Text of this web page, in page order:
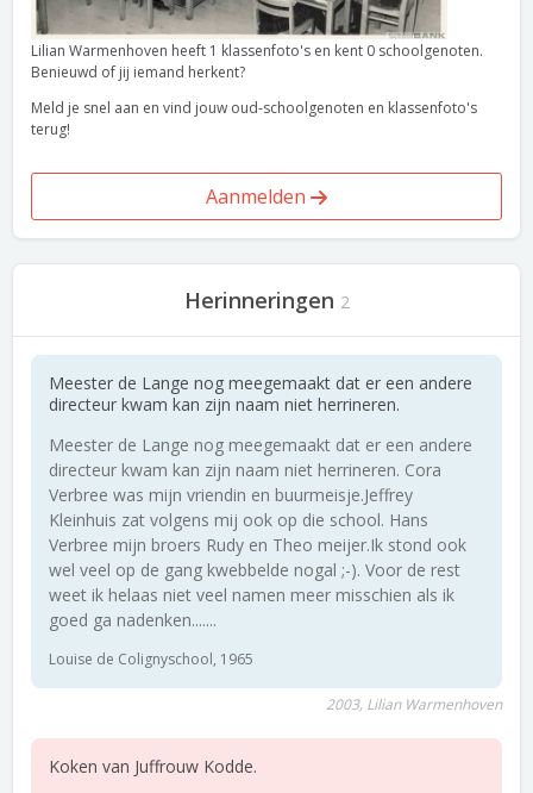
Lilian Warmenhoven heeft 1 klassenfoto's en kent 0 schoolgenoten.
Benieuwd of jij iemand herkent?
Meld je snel aan en vind jouw oud-schoolgenoten en klassenfoto's
terug!
Aanmelden
Herinneringen 2
Meester de Lange nog meegemaakt dat er een andere
directeur kwam kan zijn naam niet herrineren.
Meester de Lange nog meegemaakt dat er een andere
directeur kwam kan zijn naam niet herrineren. Cora
Verbree was mijn vriendin en buurmeisje.Jeffrey
Kleinhuis zat volgens mij ook op die school. Hans
Verbree mijn broers Rudy en Theo meijer.Ik stond ook
wel veel op de gang kwebbelde nogal ;-). Voor de rest
weet ik helaas niet veel namen meer misschien als ik
goed ga nadenken.......
Louise de Colignyschool, 1965
2003, Lilian Warmenhoven
Koken van Juffrouw Kodde.